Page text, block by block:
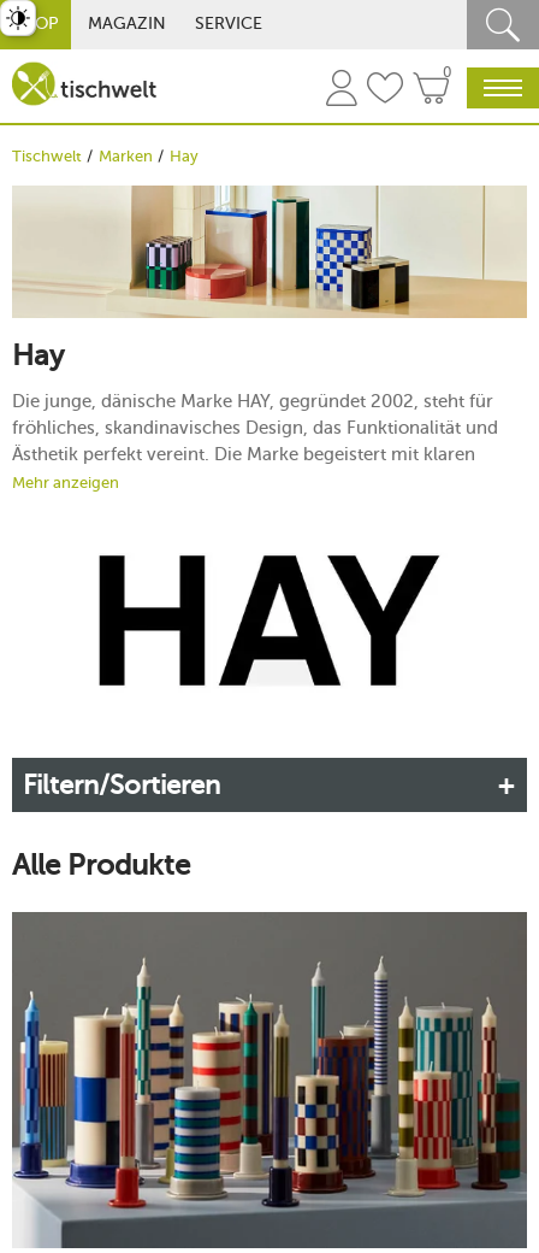
SHOP MAGAZIN SERVICE
0
Tischwelt Marken Hay
Hay
Die junge, dänische Marke HAY, gegründet 2002, steht für
fröhliches, skandinavisches Design, das Funktionalität und
Ästhetik perfekt vereint. Die Marke begeistert mit klaren
Linien und interpretiert den unverwechselbaren Mid-
die den Alltag schöner und praktischer machen.
Mehr anzeigen
Filtern/Sortieren
Alle Produkte
umschalten